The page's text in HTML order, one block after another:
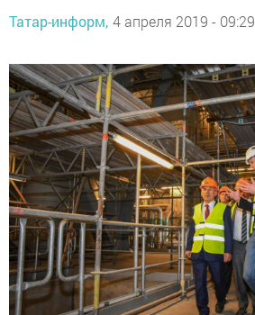
Татар-информ, 4 апреля 2019 - 09:29